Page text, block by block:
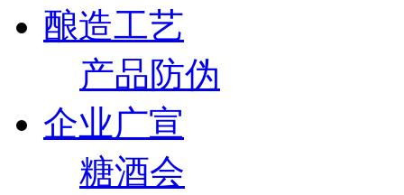
酿造工艺
产品防伪
企业广宣
糖酒会